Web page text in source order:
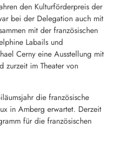
den Kulturförderpreis der
bei der Delegation auch mit
mit der französischen
Labails und
Cerny eine Ausstellung mit
zurzeit im Theater von
die französische
in Amberg erwartet. Derzeit
für die französischen